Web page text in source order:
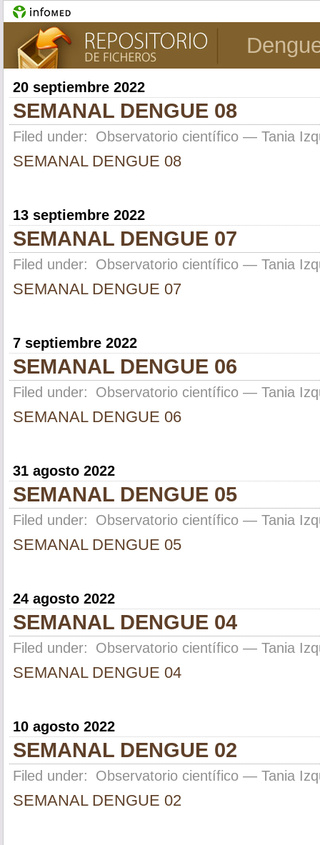
20 septiembre 2022
SEMANAL DENGUE 08
Filed under: Observatorio científico— Tania
SEMANAL DENGUE 08
13 septiembre 2022
SEMANAL DENGUE 07
Filed under: Observatorio científico— Tania
SEMANAL DENGUE 07
7 septiembre 2022
SEMANAL DENGUE 06
Filed under: Observatorio científico— Tania
SEMANAL DENGUE 06
31 agosto 2022
SEMANAL DENGUE 05
Filed under: Observatorio científico— Tania
SEMANAL DENGUE 05
24 agosto 2022
SEMANAL DENGUE 04
Filed under: Observatorio científico— Tania
SEMANAL DENGUE 04
10 agosto 2022
SEMANAL DENGUE 02
Filed under: Observatorio científico— Tania
SEMANAL DENGUE 02